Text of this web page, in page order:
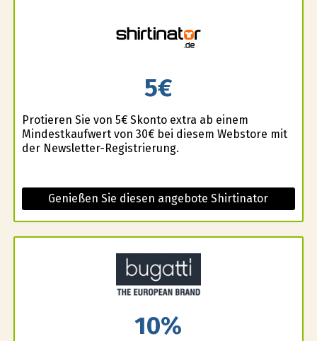
5€
Profitieren Sie von 5€ Skonto extra ab einem
Mindestkaufwert von 30€ bei diesem Webstore mit
der Newsletter-Registrierung.
Genießen Sie diesen angebote Shirtinator
10%